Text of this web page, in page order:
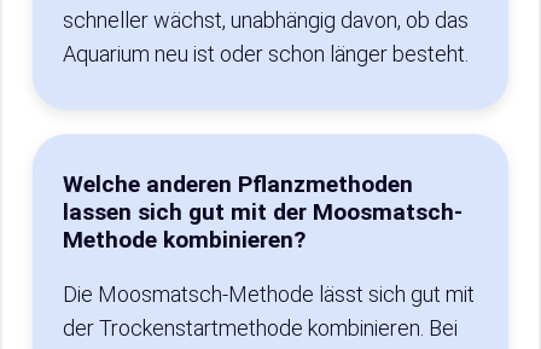
schneller wächst, unabhängig davon, ob das
Aquarium neu ist oder schon länger besteht.
Welche anderen Pflanzmethoden
lassen sich gut mit der Moosmatsch-
Methode kombinieren?
Die Moosmatsch-Methode lässt sich gut mit
der Trockenstartmethode kombinieren. Bei